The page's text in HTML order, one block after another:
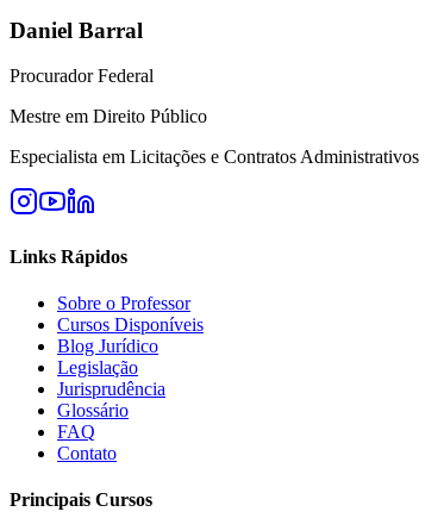
Daniel Barral
Procurador Federal
Mestre em Direito Público
Especialista em Licitações e Contratos Administrativos
Links Rápidos
Sobre o Professor
Cursos Disponíveis
Blog Jurídico
Legislação
Jurisprudência
Glossário
FAQ
Contato
Principais Cursos